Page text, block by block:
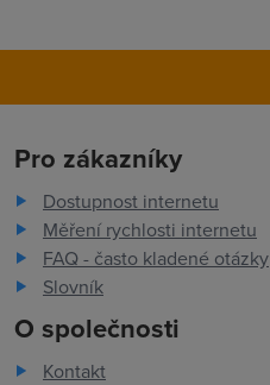
Pro zákazníky
Dostupnost internetu
Měření rychlosti internetu
FAQ - často kladené otázky
Slovník
O společnosti
Kontakt